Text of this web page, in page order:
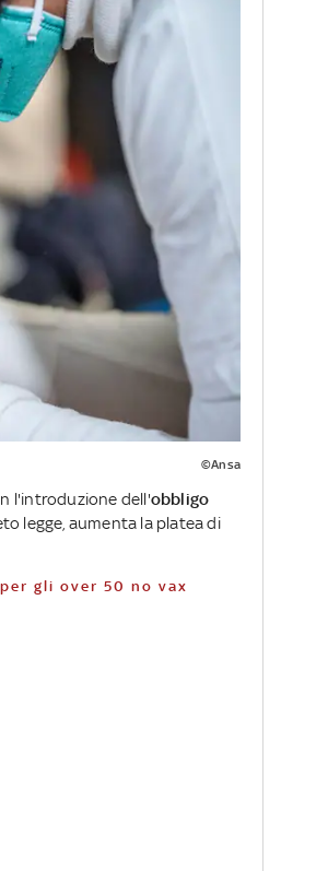
©Ansa
l'introduzione dell'obbligo
legge, aumenta la platea di
per gli over 50 no vax